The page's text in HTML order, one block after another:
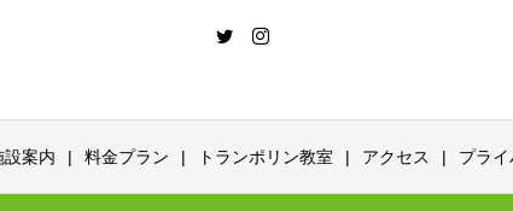
設案内 料金プラン トランポリン教室 アクセス プラ